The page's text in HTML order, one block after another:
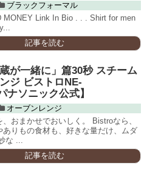
ブラックフォーマル
MONEY Link In Bio . . . Shirt for men
記事を読む
蔵が一緒に」篇30秒 スチーム
ジ ビストロNE-
ナソニック公式】
オーブンレンジ
おまかせでおいしく。 Bistroなら、
ありもの食材も、​好きな量だけ、ムダ
な ...
記事を読む